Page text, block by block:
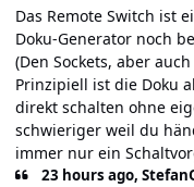
Das Remote Switch ist
Doku-Generator noch
(Den Sockets, aber
Prinzipiell ist die Doku
direkt schalten ohne
schwieriger weil du
immer nur ein
23 hours ago,